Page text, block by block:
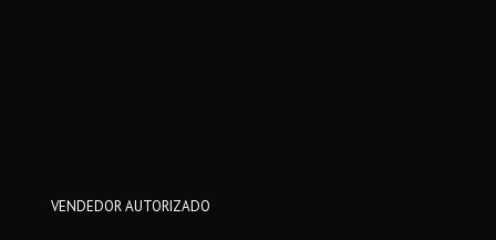
VENDEDOR AUTORIZADO